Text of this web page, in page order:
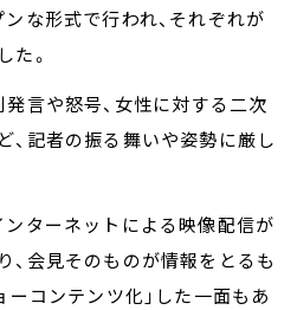
な形式で行われ、それぞれが
た。
発言や怒号、女性に対する二次
、記者の振る舞いや姿勢に厳し
ンターネットによる映像配信が
、会見そのものが情報をとるも
ーコンテンツ化」した一面もあ